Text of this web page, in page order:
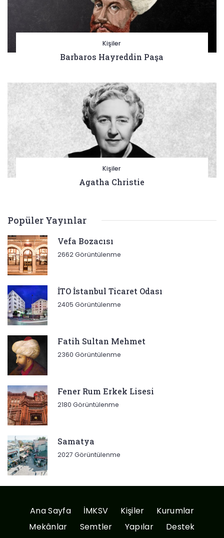
Kişiler
Barbaros Hayreddin Paşa
Kişiler
Agatha Christie
Popüler Yayınlar
Vefa Bozacısı
2662 Görüntülenme
İTO İstanbul Ticaret Odası
2405 Görüntülenme
Fatih Sultan Mehmet
2360 Görüntülenme
Fener Rum Erkek Lisesi
2180 Görüntülenme
Samatya
2027 Görüntülenme
Ana Sayfa İMKSV Kişiler
Kurumlar
Mekânlar
Semtler Yapılar Destek